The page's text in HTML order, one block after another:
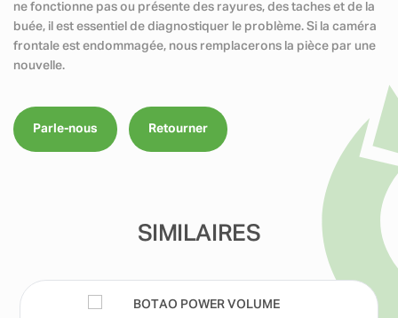
ne fonctionne pas ou présente des rayures, des taches et de la
buée, il est essentiel de diagnostiquer le problème. Si la caméra
frontale est endommagée, nous remplacerons la pièce par une
nouvelle.
Parle-nous Retourner
SIMILAIRES